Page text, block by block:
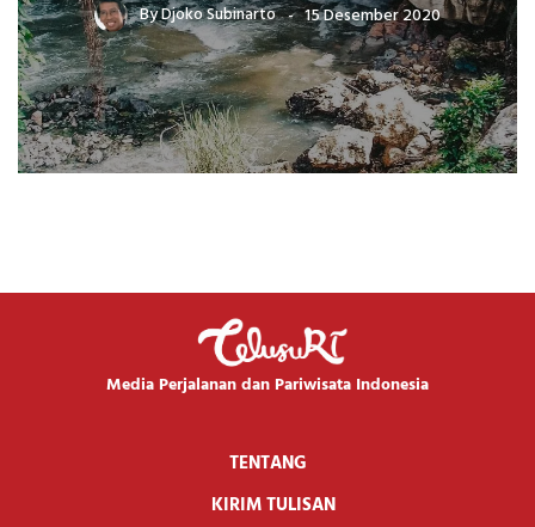
ByDjoko Subinarto 15 Desember 2020
Media Perjalanan dan Pariwisata Indonesia
TENTANG
KIRIM TULISAN